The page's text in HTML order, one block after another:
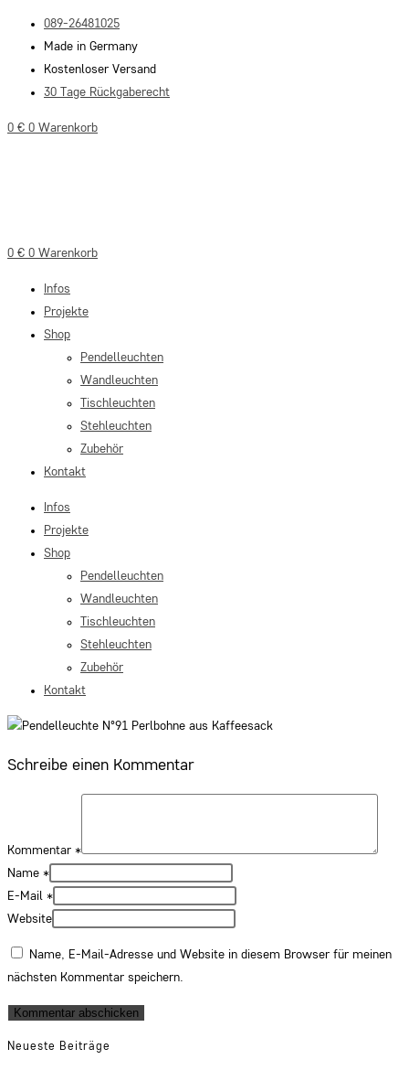
Inhalt
springen
089-26481025
Made in Germany
Kostenloser Versand
30 Tage Rückgaberecht
0 € 0 Warenkorb
0 € 0 Warenkorb
Infos
Projekte
Shop
Pendelleuchten
Wandleuchten
Tischleuchten
Stehleuchten
Zubehör
Kontakt
Infos
Projekte
Shop
Pendelleuchten
Wandleuchten
Tischleuchten
Stehleuchten
Zubehör
Kontakt
Schreibe einen Kommentar
Kommentar *
Name *
E-Mail *
Website
Name, E-Mail-Adresse und Website in diesem Browser für meinen
nächsten Kommentar speichern.
Neueste Beiträge